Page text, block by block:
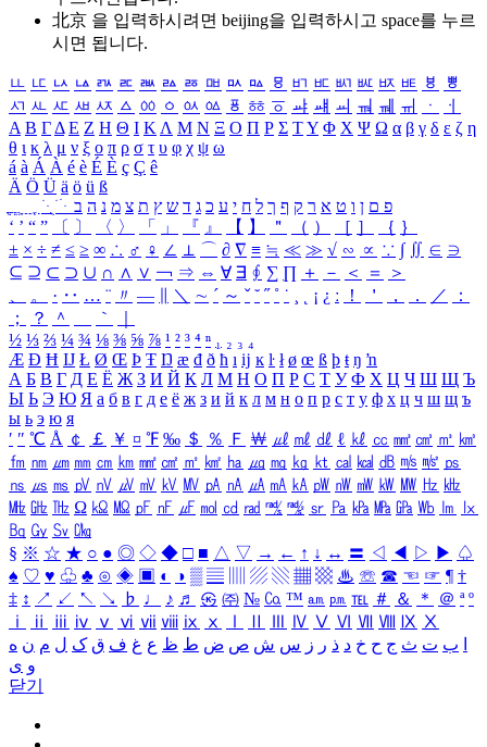
北京 을 입력하시려면 beijing을 입력하시고 space를 누르
시면 됩니다.
ㅥ ㅦ ㅧ ㅨ ㅩ ㅪ ㅫ ㅬ ㅭ ㅮ ㅯ ㅰ ㅱ ㅲ ㅳ ㅴ ㅵ ㅶ ㅷ ㅸ
ㅹ
ㅺ ㅻ ㅼ ㅽ ㅾ ㅿ ㆀ ㆁ ㆂ ㆃ ㆄ ㆅ ㆆ ㆇ ㆈ ㆉ ㆊ ㆋ ㆌ ㆍ
ㆎ
Α Β ΓΔ Ε Ζ Η Θ Ι ΚΛ Μ Ν Ξ Ο Π Ρ Σ ΤΥ Φ Χ Ψ Ω α β γ δ ε ζ η
θ ι κ λ μ ν ξ ο π ρ σ τ υ φ χ ψ ω
á à Á À é è É È ç Ç ê
Ä Ö Ü ä ö ü ß
ִֶֹ ֻּ ׁׂ פ ם ן ו ט א ר ק ף ך ל ח י ע כ ג ד ש ץ ת צ מ נ ה ב
‘ ’ “ ” 〔 〕 〈 〉 「 」 『 』 【 】 ＂ （ ） ［ ］ ｛ ｝
± × ÷ ≠ ≤ ≥ ∞ ∴ ♂ ♀ ∠ ⊥ ⌒ ∂ ∇ ≡ ≒ ≪ ≫ √ ∽ ∝ ∵ ∫ ∬ ∈ ∋
⊆ ⊇ ⊂ ⊃ ∪ ∩ ∧ ∨ ￢ ⇒ ⇔ ∀ ∃ ∮ ∑ ∏ ＋ － ＜ ＝
＞
、
。 · ‥ … ¨ 〃 ― ＼ ∼ ´ ～ ˇ ˘ ˝ ˚ ˙ ¸ ¡ ¿ ː ！ ＇ ， ． ／
：
；
？ ＾ ｀
½ ⅓ ⅔ ¼ ¾ ⅛ ⅜ ⅝ ⅞ ¹ ² ³ ⁴ ⁿ ₁ ₂ ₃ ₄
Æ Ð Ħ Ĳ Ł Ø Œ Þ Ŧ Ŋ æ đ ð ħ ı ĳ ĸ ŀ ł ø œ ß þ ŧ ŋ ŉ
А Б В Г Д Е Ё Ж З И Й К Л М Н О П Р С Т У Ф Х Ц Ч Ш Щ Ъ
Ы Ь Э Ю Я а б в г д е ё ж з и й к л м н о п р с т у ф х ц ч ш щ ъ
ы ь э ю я
′ ″ ℃ Å ￠ ￡ ￥ ¤ ℉ ‰ ＄ ％ Ｆ ￦ ㎕ ㎖ ㎗ ℓ ㎘ ㏄ ㎣ ㎤ ㎥ ㎦
㎙ ㎚ ㎛ ㎜ ㎝ ㎞ ㎟ ㎠ ㎡ ㎢ ㏊ ㎍ ㎎ ㎏ ㏏ ㎈ ㎉ ㏈ ㎧ ㎨ ㎰
㎱ ㎲ ㎳ ㎴ ㎵ ㎶ ㎷ ㎸ ㎹ ㎀ ㎁ ㎂ ㎃ ㎄ ㎺ ㎻ ㎽ ㎾ ㎿ ㎐ ㎑
㎒ ㎓ ㎔ Ω ㏀ ㏁ ㎊ ㎋ ㎌ ㏖ ㏅ ㎭ ㎮ ㎯ ㏛ ㎩ ㎪ ㎫ ㎬ ㏝ ㏐
㏓
㏃ ㏉ ㏜ ㏆
§ ※ ☆ ★ ○ ● ◎ ◇ ◆ □ ■ △ ▽ → ← ↑ ↓ ↔ 〓 ◁ ◀ ▷ ▶ ♤
♠ ♡ ♥ ♧ ♣ ⊙ ◈ ▣ ◐ ◑ ▒ ▤ ▨ ▧ ▦ ▩ ♨ ☏ ☎ ☜ ☞ ¶ †
‡ ↕ ↗ ↙ ↖ ↘ ♭ ♩ ♪ ♬ ㉿ ㈜ № ㏇ ™ ㏂ ㏘ ℡ ＃ ＆ ＊ ＠ ª º
ⅰ
ⅱ ⅲ ⅳ ⅴ ⅵ ⅶ ⅷ ⅸ ⅹ Ⅳ Ⅴ Ⅵ Ⅶ Ⅷ Ⅸ Ⅹ
ب ت ث ج ح خ د ذ ر ز س ش ص ض ط ظ ع غ ف ق ک ل م ن ه
و ی
닫기